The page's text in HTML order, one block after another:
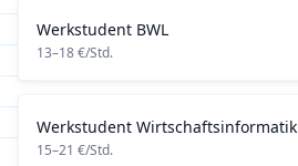
Werkstudent BWL
13–18€/Std.
Werkstudent Wirtschaftsinformatik
15–21 €/Std.